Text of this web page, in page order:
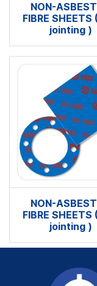
NON-
FIBRE SHEETS
jointing )
NON-
FIBRE SHEETS
jointing )